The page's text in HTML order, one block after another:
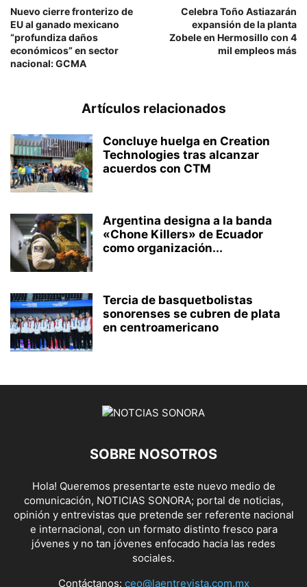
Nuevo cierre fronterizo de
EU al ganado mexicano
“profundiza daños
económicos” en sector
nacional: GCMA
Celebra Toño Astiazarán
expansión de la planta
Zobele en Hermosillo con 4
mil empleos más
Artículos relacionados
Concluye huelga en Creation
Technologies tras alcanzar
acuerdos con CTM
Argentina designa a la banda
«Chone Killers» de Ecuador
como organización...
Tercia de basquetbolistas
sonorenses se cubren de plata
en centroamericano
SOBRE NOSOTROS
Hola! Queremos presentarte este nuevo medio de
comunicación, NOTICIAS SONORA; portal de noticias,
opinión y entrevistas que pretende ser referente nacional
e internacional, con un formato distinto fresco para
jóvenes y no tan jóvenes enfocado hacia las redes
sociales.
Contáctanos: ceo@laentrevista.com.mx